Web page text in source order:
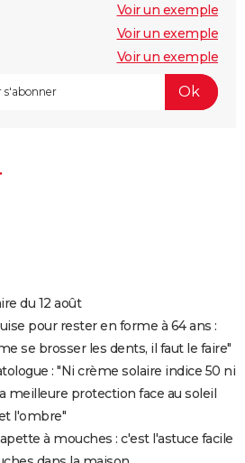
Voir un exemple
Voir un exemple
Voir un exemple
du 12 août
pour rester en forme à 64 ans :
se brosser les dents, il faut le faire"
: "Ni crème solaire indice 50 ni
meilleure protection face au soleil
l'ombre"
à mouches : c'est l'astuce facile